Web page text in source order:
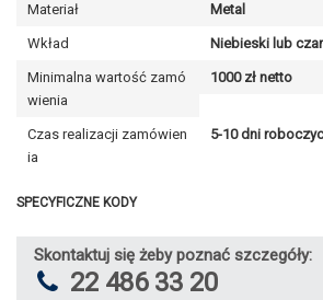
Materiał Metal
Wkład Niebieski lub
Minimalna wartość zamó
wienia
1000 zł netto
Czas realizacji zamówien
ia
5-10 dni
SPECYFICZNE KODY
Skontaktuj się żeby poznać szczegóły:
22 486 33 20